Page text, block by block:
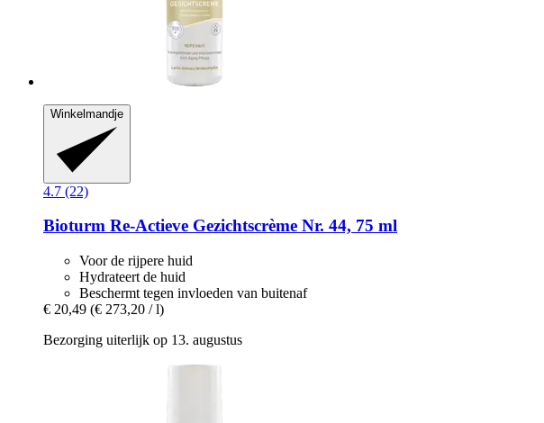
Winkelmandje
4.7 (22)
Bioturm Re-​Actieve Gezichtscrème Nr. 44, 75 ml
Voor de rijpere huid
Hydrateert de huid
Beschermt tegen invloeden van buitenaf
€ 20,49 (€ 273,20 / l)
Bezorging uiterlijk op 13. augustus